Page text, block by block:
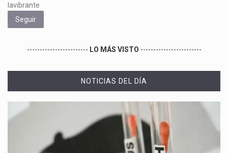
lavibrante
Seguir
------------------------ LO MÁS VISTO ------------------------
NOTICIAS DEL DÍA